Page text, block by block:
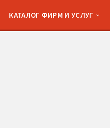
КАТАЛОГ ФИРМ И УСЛУГ